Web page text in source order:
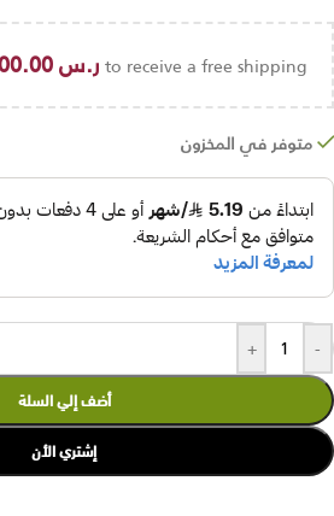
ر.س to receive a free shipping!
متوفر في المخزون
-
+
أضف إلي السلة
إشتري الأن